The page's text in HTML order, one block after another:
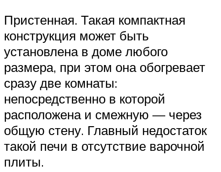
Пристенная. Такая компактная
конструкция может быть
установлена в доме любого
размера, при этом она обогревает
сразу две комнаты:
непосредственно в которой
расположена и смежную — через
общую стену. Главный недостаток
такой печи в отсутствие варочной
плиты.